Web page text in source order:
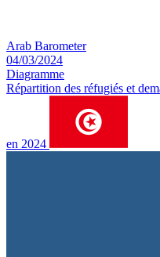
Arab Barometer
04/03/2024
Diagramme
Répartition des réfugiés et
en 2024